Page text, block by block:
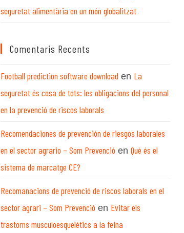
seguretat alimentària en un món globalitzat
Comentaris Recents
Football prediction software download en La
seguretat és cosa de tots: les obligacions del personal
en la prevenció de riscos laborals
Recomendaciones de prevención de riesgos laborales
en el sector agrario – Som Prevenció en Què és el
sistema de marcatge CE?
Recomanacions de prevenció de riscos laborals en el
sector agrari – Som Prevenció en Evitar els
trastorns musculoesquelètics a la feina